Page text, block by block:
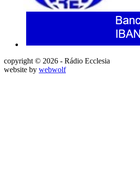
copyright © 2026 - Rádio Ecclesia
website by webwolf